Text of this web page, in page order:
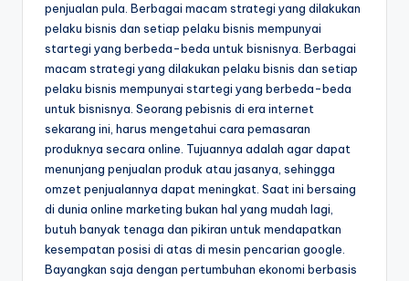
penjualan pula. Berbagai macam strategi yang dilakukan
pelaku bisnis dan setiap pelaku bisnis mempunyai
startegi yang berbeda-beda untuk bisnisnya. Berbagai
macam strategi yang dilakukan pelaku bisnis dan setiap
pelaku bisnis mempunyai startegi yang berbeda-beda
untuk bisnisnya. Seorang pebisnis di era internet
sekarang ini, harus mengetahui cara pemasaran
produknya secara online. Tujuannya adalah agar dapat
menunjang penjualan produk atau jasanya, sehingga
omzet penjualannya dapat meningkat. Saat ini bersaing
di dunia online marketing bukan hal yang mudah lagi,
butuh banyak tenaga dan pikiran untuk mendapatkan
kesempatan posisi di atas di mesin pencarian google.
Bayangkan saja dengan pertumbuhan ekonomi berbasis